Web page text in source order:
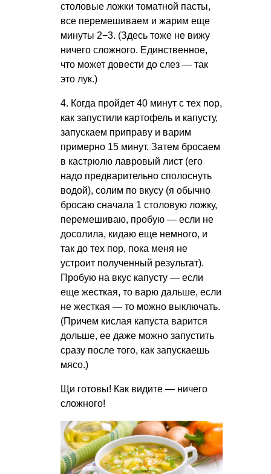
столовые ложки томатной пасты,
все перемешиваем и жарим еще
минуты 2−3. (Здесь тоже не вижу
ничего сложного. Единственное,
что может довести до слез — так
это лук.)
4. Когда пройдет 40 минут с тех пор,
как запустили картофель и капусту,
запускаем приправу и варим
примерно 15 минут. Затем бросаем
в кастрюлю лавровый лист (его
надо предварительно сполоснуть
водой), солим по вкусу (я обычно
бросаю сначала 1 столовую ложку,
перемешиваю, пробую — если не
досолила, кидаю еще немного, и
так до тех пор, пока меня не
устроит полученный результат).
Пробую на вкус капусту — если
еще жесткая, то варю дальше, если
не жесткая — то можно выключать.
(Причем кислая капуста варится
дольше, ее даже можно запустить
сразу после того, как запускаешь
мясо.)
Щи готовы! Как видите — ничего
сложного!